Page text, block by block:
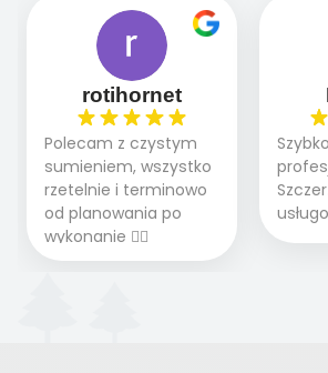
2 zlecenia na rolkę.
Polecam.
rotihornet
Polecam z czystym
sumieniem, wszystko
rzetelnie i terminowo
od planowania po
wykonanie 👍🏻